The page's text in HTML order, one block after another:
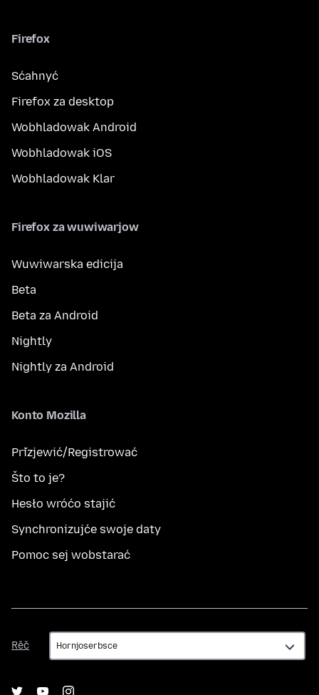
Firefox
Sćahnyć
Firefox za desktop
Wobhladowak Android
Wobhladowak iOS
Wobhladowak Klar
Firefox za wuwiwarjow
Wuwiwarska edicija
Beta
Beta za Android
Nightly
Nightly za Android
Konto Mozilla
Přizjewić/Registrować
Što to je?
Hesło wróćo stajić
Synchronizujće swoje daty
Pomoc sej wobstarać
Rěč
Rěč